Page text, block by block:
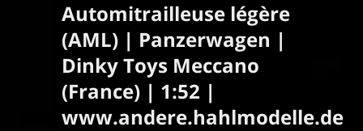
Automitrailleuse légère
(AML) | Panzerwagen |
Dinky Toys Meccano
(France) | 1:52 |
www.andere.hahlmodelle.de